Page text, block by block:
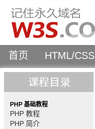
首页 HTML/CSS
PHP 基础教程
PHP 教程
PHP 简介